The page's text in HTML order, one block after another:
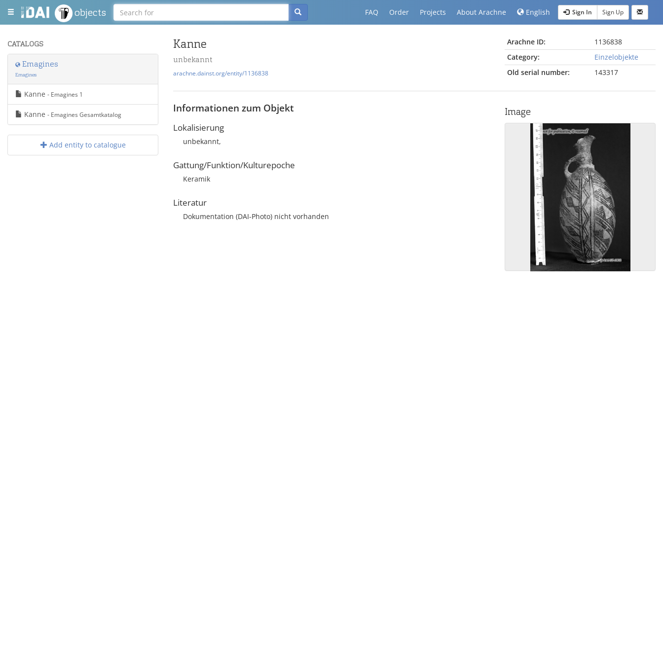
objects FAQ Order Projects About Arachne English Sign In Sign Up
CATALOGS
Emagines
Emagines
Kanne - Emagines 1
Kanne - Emagines Gesamtkatalog
Add entity to catalogue
Kanne
unbekannt
arachne.dainst.org/entity/1136838
Arachne ID:
1136838
Category:
Einzelobjekte
Old serial number:
143317
Informationen zum Objekt
Lokalisierung
unbekannt,
Gattung/Funktion/Kulturepoche
Keramik
Literatur
Dokumentation (DAI-Photo) nicht vorhanden
Image